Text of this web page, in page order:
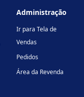
Administração
Ir para Tela de
Vendas
Pedidos
Área da Revenda